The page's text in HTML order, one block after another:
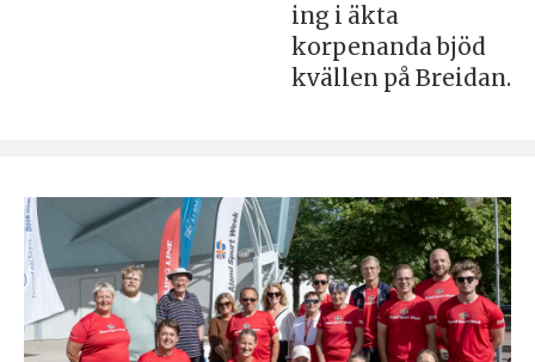
ing i äkta
korpenanda bjöd
kvällen på Breidan.